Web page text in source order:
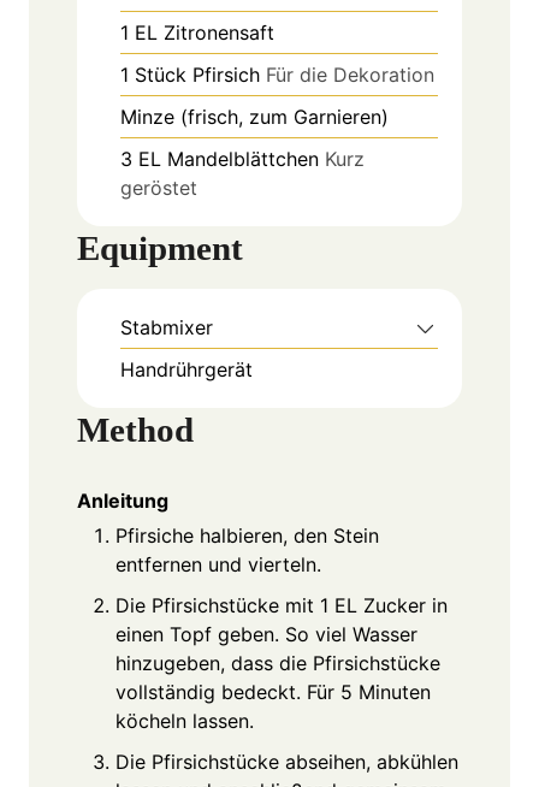
1 EL Zitronensaft
1 Stück Pfirsich Für die Dekoration
Minze (frisch, zum Garnieren)
3 EL Mandelblättchen Kurz
geröstet
Equipment
Stabmixer
Handrührgerät
Method
Anleitung
Pfirsiche halbieren, den Stein
entfernen und vierteln.
Die Pfirsichstücke mit 1 EL Zucker in
einen Topf geben. So viel Wasser
hinzugeben, dass die Pfirsichstücke
vollständig bedeckt. Für 5 Minuten
köcheln lassen.
Die Pfirsichstücke abseihen, abkühlen